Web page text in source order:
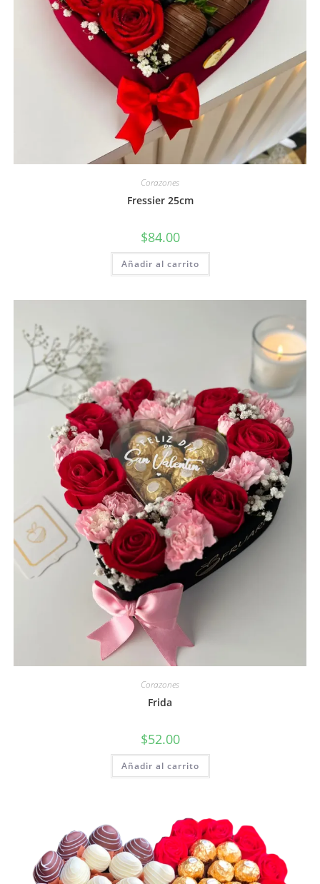
Corazones
Fressier 25cm
$84.00
Añadir al carrito
Corazones
Frida
$52.00
Añadir al carrito